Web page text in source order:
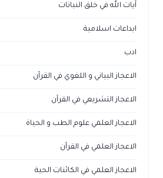
آيات الله في خلق النباتات
ابداعات اسلامية
ادب
الاعجاز البياني و اللغوي في القرآن
الاعجاز التشريعي في القرآن
الاعجاز العلمي علوم الطب و الحياة
الاعجاز العلمي في القرآن
الاعجاز العلمي في الكائنات الحية